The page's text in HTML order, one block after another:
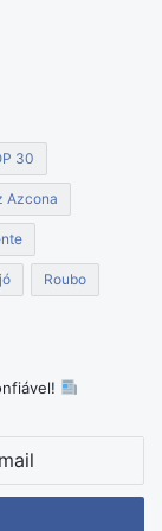
30
Azcona
Roubo